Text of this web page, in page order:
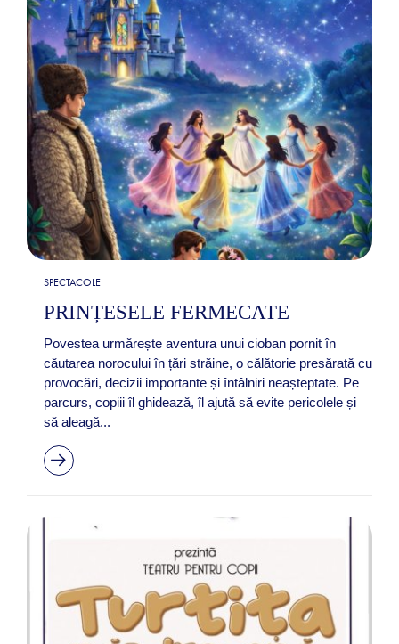
SPECTACOLE
PRINȚESELE FERMECATE
Povestea urmărește aventura unui cioban pornit în
căutarea norocului în țări străine, o călătorie presărată cu
provocări, decizii importante și întâlniri neașteptate. Pe
parcurs, copiii îl ghidează, îl ajută să evite pericolele și
să aleagă...